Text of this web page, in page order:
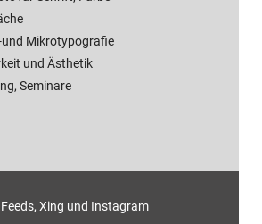
Mikrotypografie
und Ästhetik
Seminare
Feeds, Xing und Instagram